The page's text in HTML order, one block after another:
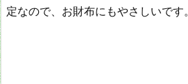
定なので、お財布にもやさしいです。